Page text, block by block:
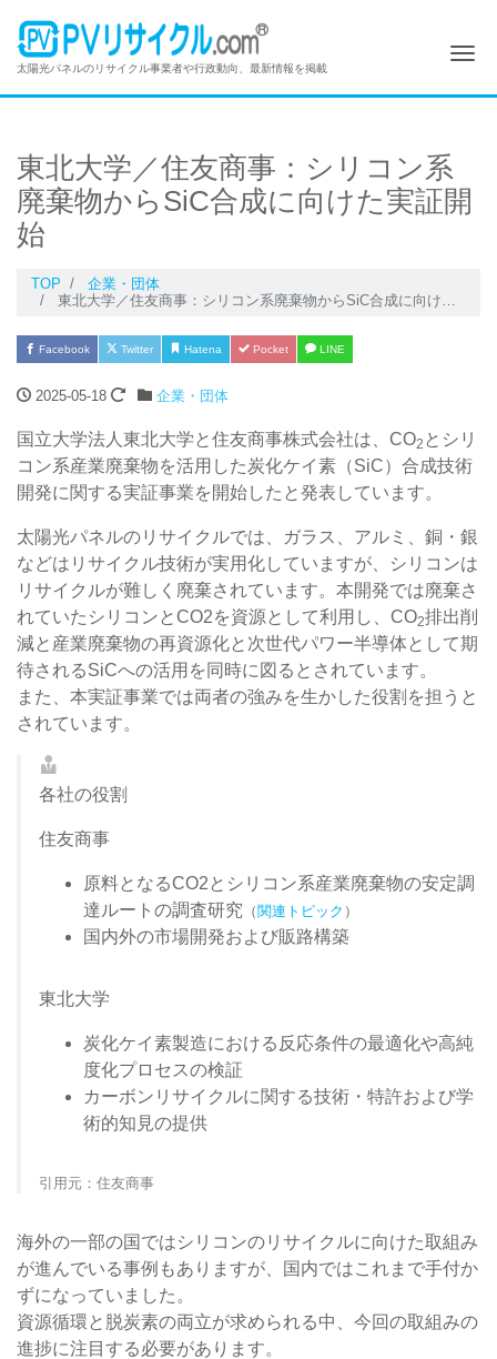
太陽光パネルのリサイクル事業者や行政動向、最新情報を掲載
東北大学／住友商事：シリコン系
廃棄物からSiC合成に向けた実証開
始
TOP
企業・団体
東北大学／住友商事：シリコン系廃棄物からSiC合成に向けた実証開始
Facebook Twitter Hatena Pocket LINE
2025-05-18 企業・団体
国立大学法人東北大学と住友商事株式会社は、CO2 とシリ
コン系産業廃棄物を活用した炭化ケイ素（SiC）合成技術
開発に関する実証事業を開始したと発表しています。
太陽光パネルのリサイクルでは、ガラス、アルミ、銅・銀
などはリサイクル技術が実用化していますが、シリコンは
リサイクルが難しく廃棄されています。本開発では廃棄さ
れていたシリコンとCO2を資源として利用し、CO2排出削
減と産業廃棄物の再資源化と次世代パワー半導体として期
待されるSiCへの活用を同時に図るとされています。
また、本実証事業では両者の強みを生かした役割を担うと
されています。
各社の役割
住友商事
原料となるCO2とシリコン系産業廃棄物の安定調
達ルートの調査研究 （関連トピック ）
国内外の市場開発および販路構築
東北大学
炭化ケイ素製造における反応条件の最適化や高純
度化プロセスの検証
カーボンリサイクルに関する技術・特許および学
術的知見の提供
引用元：住友商事
海外の一部の国ではシリコンのリサイクルに向けた取組み
が進んでいる事例もありますが、国内ではこれまで手付か
ずになっていました。
資源循環と脱炭素の両立が求められる中、今回の取組みの
進捗に注目する必要があります。